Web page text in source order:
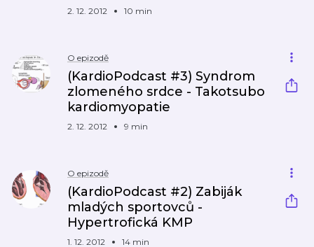
2. 12. 2012 10 min
O epizodě
(KardioPodcast #3) Syndrom
zlomeného srdce - Takotsubo
kardiomyopatie
2. 12. 2012 9 min
O epizodě
(KardioPodcast #2) Zabiják
mladých sportovců -
Hypertrofická KMP
1. 12. 2012 14 min